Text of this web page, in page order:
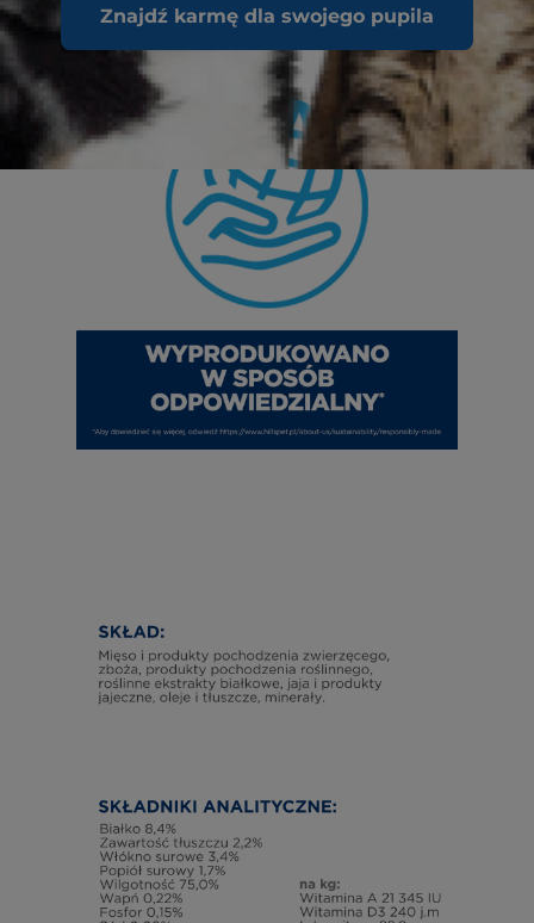
Znajdź karmę dla swojego pupila